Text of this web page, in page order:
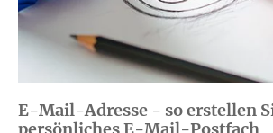
E-Mail-Adresse - so erstellen
persönliches E-Mail-Postfach